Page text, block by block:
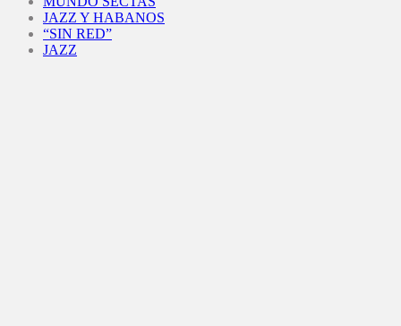
JAZZ Y HABANOS
“SIN RED”
JAZZ